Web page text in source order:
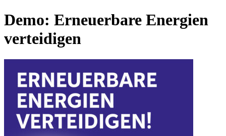
Demo: Erneuerbare Energien
verteidigen